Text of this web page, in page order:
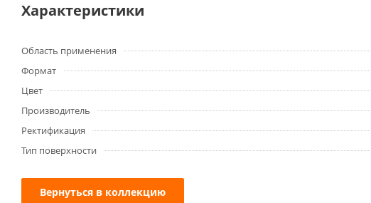
Характеристики
Область применения
Формат
Цвет
Производитель
Ректификация
Тип поверхности
Вернуться в коллекцию